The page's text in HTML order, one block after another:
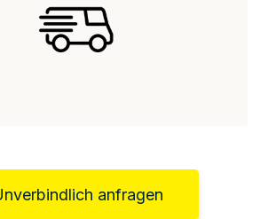
anfragen